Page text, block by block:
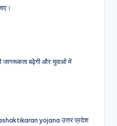
जागरूकता बढ़ेगी और युवाओं में
yojana उत्तर प्रदेश